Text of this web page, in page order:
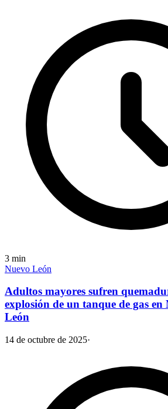
3 min
Nuevo León
Adultos mayores sufren
explosión de un tanque de gas
León
14 de octubre de 2025·